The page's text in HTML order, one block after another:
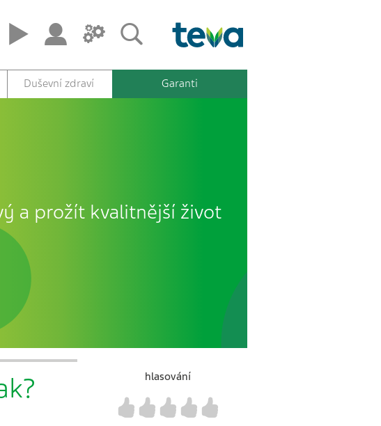
Duševní zdraví Garanti
a prožít kvalitnější život
hlasování
4
3
2
1